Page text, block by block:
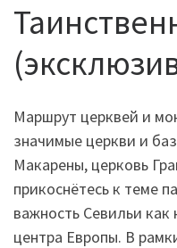
Маршрут церквей и
значимые церкви и
Макарены, церковь
прикоснётесь к теме
важность Севильи как
центра Европы. В